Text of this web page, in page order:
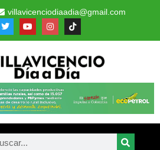
villavicenciodiaadia@gmail.com